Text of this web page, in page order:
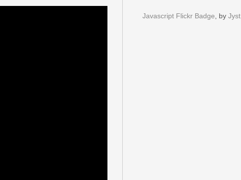
Javascript Flickr Badge , by Jyst